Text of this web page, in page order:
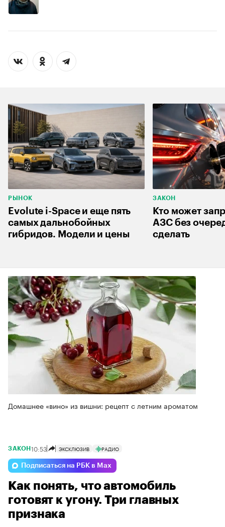
РЫНОК
Evolute i-Space и еще пять
самых дальнобойных
гибридов. Модели и цены
ЗАКОН
Кто может
АЗС без
сделать
Домашнее «вино» из вишни: рецепт с летним ароматом
ЗАКОН 10:53 ЭКСКЛЮЗИВ РАДИО
Подписаться на РБК в Max
Как понять, что автомобиль
готовят к угону. Три главных
признака